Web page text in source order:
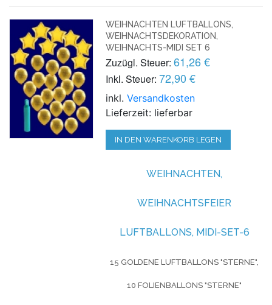
WEIHNACHTEN LUFTBALLONS,
WEIHNACHTSDEKORATION,
WEIHNACHTS-MIDI SET 6
Zuzügl. Steuer: 61,26 €
Inkl. Steuer: 72,90 €
inkl.Versandkosten
Lieferzeit: lieferbar
IN DEN WARENKORB LEGEN
WEIHNACHTEN,
WEIHNACHTSFEIER
LUFTBALLONS, MIDI-SET-6
15 GOLDENE LUFTBALLONS "STERNE",
10 FOLIENBALLONS "STERNE"